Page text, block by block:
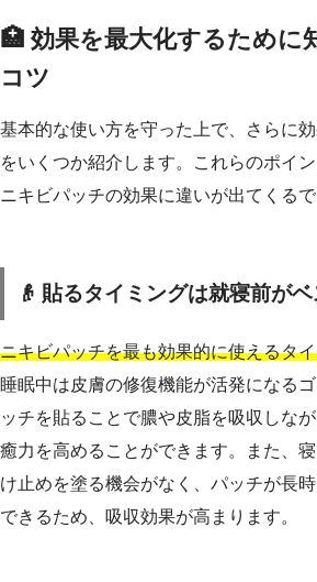
🏥 効果を最大化するために
コツ
基本的な使い方を守った上で、さらに
をいくつか紹介します。これらのポイ
ニキビパッチの効果に違いが出てくるで
👴 貼るタイミングは就寝前がベ
ニキビパッチを最も効果的に使えるタ
睡眠中は皮膚の修復機能が活発になる
ッチを貼ることで膿や皮脂を吸収しな
癒力を高めることができます。また、
け止めを塗る機会がなく、パッチが長
できるため、吸収効果が高まります。